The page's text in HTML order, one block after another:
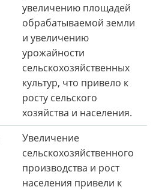
увеличению площадей
обрабатываемой земли
и увеличению
урожайности
сельскохозяйственных
культур, что привело к
росту сельского
хозяйства и населения.
Увеличение
сельскохозяйственного
производства и рост
населения привели к